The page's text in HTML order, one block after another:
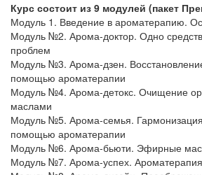
Курс состоит из 9 модулей (пакет
Модуль 1. Введение в ароматерапию.
Модуль №2. Арома-доктор. Одно
проблем
Модуль №3. Арома-дзен.
помощью ароматерапии
Модуль №4. Арома-детокс. Очищение
маслами
Модуль №5. Арома-семья.
помощью ароматерапии
Модуль №6. Арома-бьюти. Эфирные
Модуль №7. Арома-успех.